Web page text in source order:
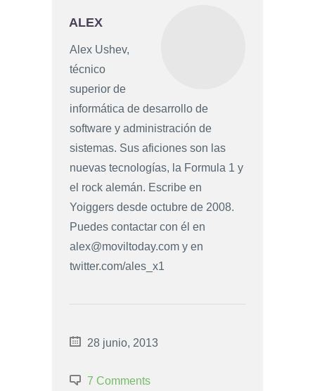
ALEX
Alex Ushev,
técnico
superior de
informática de desarrollo de
software y administración de
sistemas. Sus aficiones son las
nuevas tecnologías, la Formula 1 y
el rock alemán. Escribe en
Yoiggers desde octubre de 2008.
Puedes contactar con él en
alex@moviltoday.com y en
twitter.com/ales_x1
28 junio, 2013
7 Comments